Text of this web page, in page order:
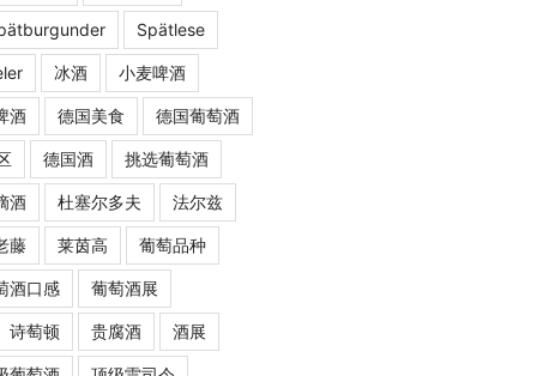
Spätlese
冰酒 小麦啤酒
酒 德国美食 德国葡萄酒
德国酒 挑选葡萄酒
酒 杜塞尔多夫 法尔兹
藤 莱茵高 葡萄品种
酒口感 葡萄酒展
诗萄顿 贵腐酒 酒展